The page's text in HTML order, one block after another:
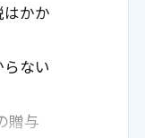
かか
ない
贈与